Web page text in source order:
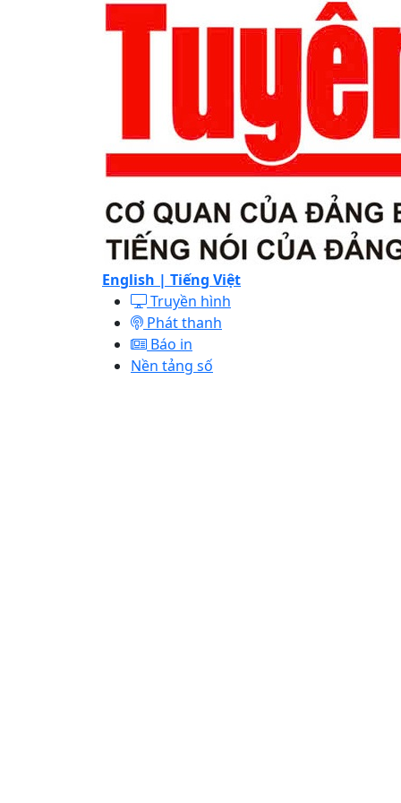
English | Tiếng Việt
Truyền hình
Phát thanh
Báo in
Nền tảng số